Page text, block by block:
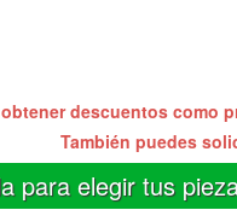
descuentos como
También puedes
para elegir tus